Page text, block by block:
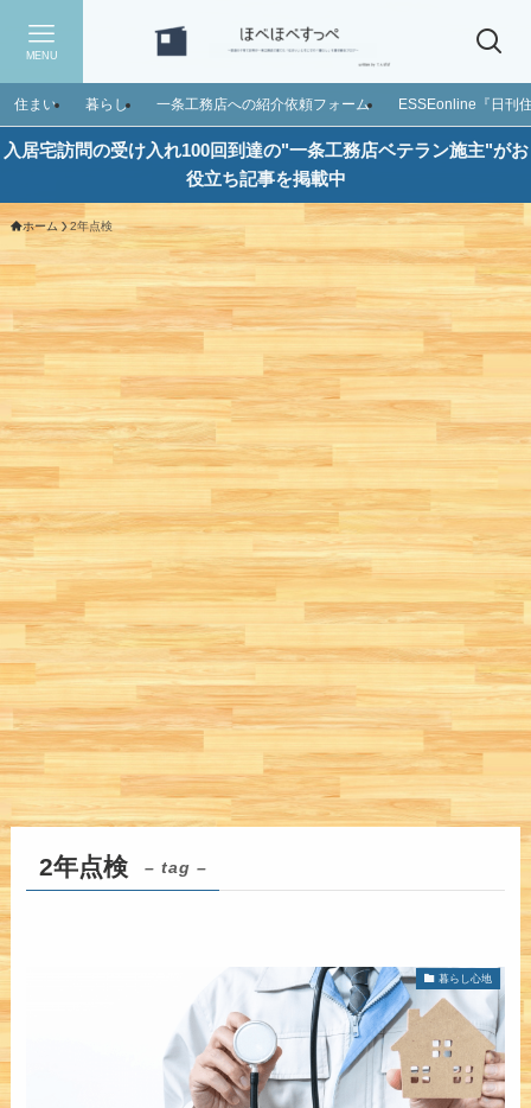
MENU
住まい 暮らし 一条工務店への紹介依頼フォーム ESSEonline『日刊
入居宅訪問の受け入れ100回到達の"一条工務店ベテラン施主"がお
役立ち記事を掲載中
ホーム 2年点検
2年点検 – tag –
暮らし心地